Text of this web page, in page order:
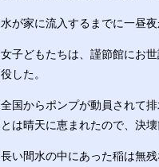
水が家に流入するまでに一昼
女子どもたちは、謹節館にお
役した。
全国からポンプが動員されて
とは晴天に恵まれたので、決
長い間水の中にあった稲は無